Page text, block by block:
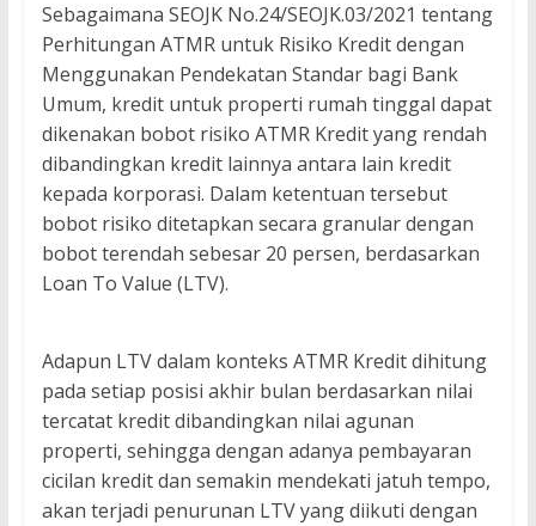
Sebagaimana SEOJK No.24/SEOJK.03/2021 tentang
Perhitungan ATMR untuk Risiko Kredit dengan
Menggunakan Pendekatan Standar bagi Bank
Umum, kredit untuk properti rumah tinggal dapat
dikenakan bobot risiko ATMR Kredit yang rendah
dibandingkan kredit lainnya antara lain kredit
kepada korporasi. Dalam ketentuan tersebut
bobot risiko ditetapkan secara granular dengan
bobot terendah sebesar 20 persen, berdasarkan
Loan To Value (LTV).
Adapun LTV dalam konteks ATMR Kredit dihitung
pada setiap posisi akhir bulan berdasarkan nilai
tercatat kredit dibandingkan nilai agunan
properti, sehingga dengan adanya pembayaran
cicilan kredit dan semakin mendekati jatuh tempo,
akan terjadi penurunan LTV yang diikuti dengan